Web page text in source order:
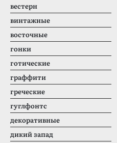
вестерн
винтажные
восточные
гонки
готические
граффити
греческие
гуглфонтс
декоративные
дикий запад